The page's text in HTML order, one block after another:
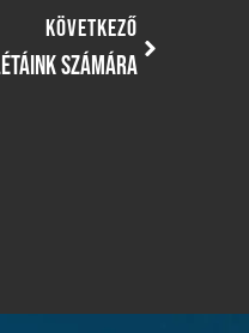
KÖVETKEZŐ
SZÁMÁRA